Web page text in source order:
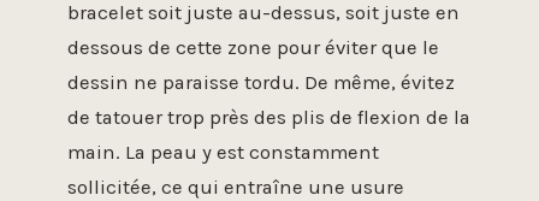
bracelet soit juste au-dessus, soit juste en
dessous de cette zone pour éviter que le
dessin ne paraisse tordu. De même, évitez
de tatouer trop près des plis de flexion de la
main. La peau y est constamment
sollicitée, ce qui entraîne une usure